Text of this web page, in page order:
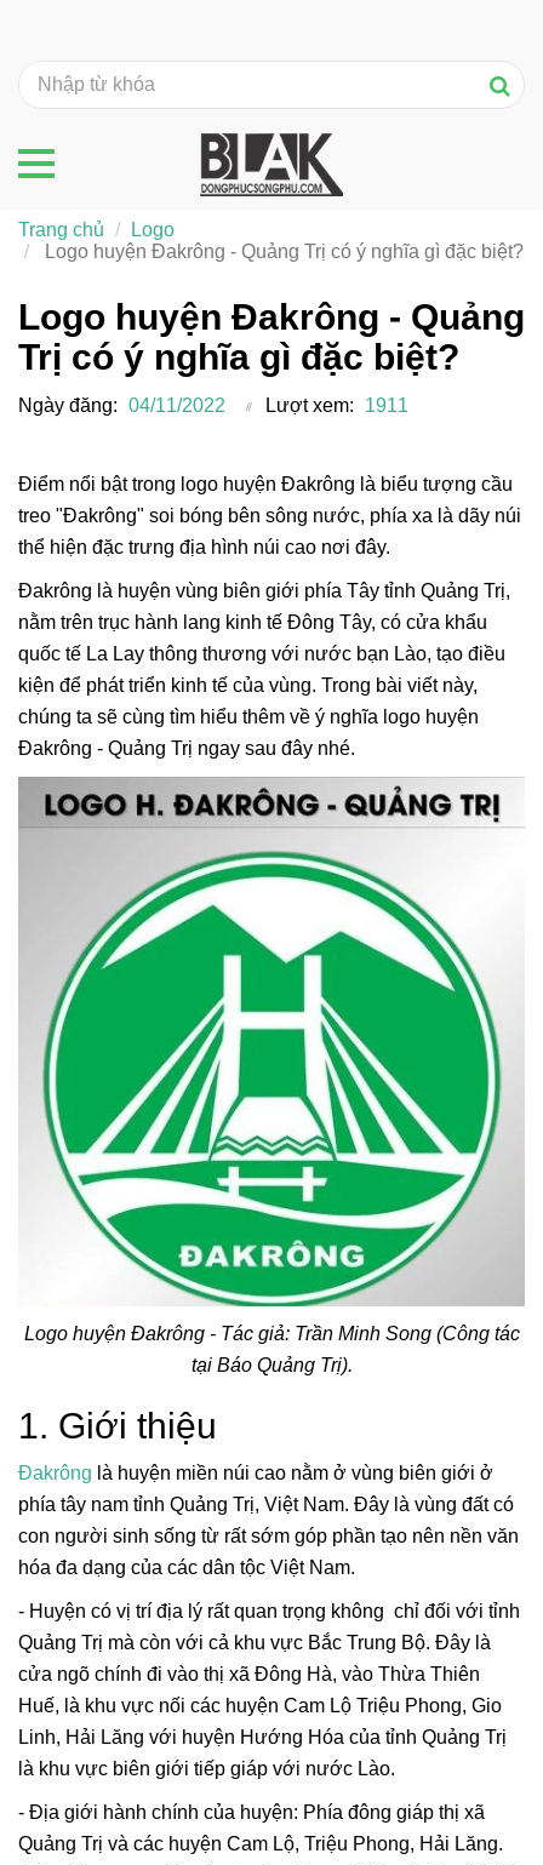
Logo huyện Đakrông - Quảng
Trị có ý nghĩa gì đặc biệt?
Ngày đăng: 04/11/2022 Lượt xem: 1911
Điểm nổi bật trong logo huyện Đakrông là biểu tượng cầu
treo "Đakrông" soi bóng bên sông nước, phía xa là dãy núi
thể hiện đặc trưng địa hình núi cao nơi đây.
Đakrông là huyện vùng biên giới phía Tây tỉnh Quảng Trị,
nằm trên trục hành lang kinh tế Đông Tây, có cửa khẩu
quốc tế La Lay thông thương với nước bạn Lào, tạo điều
kiện để phát triển kinh tế của vùng. Trong bài viết này,
chúng ta sẽ cùng tìm hiểu thêm về ý nghĩa logo huyện
Đakrông - Quảng Trị ngay sau đây nhé.
Logo huyện Đakrông - Tác giả: Trần Minh Song (Công tác
tại Báo Quảng Trị).
1. Giới thiệu
Đakrông là huyện miền núi cao nằm ở vùng biên giới ở
phía tây nam tỉnh Quảng Trị, Việt Nam. Đây là vùng đất có
con người sinh sống từ rất sớm góp phần tạo nên nền văn
hóa đa dạng của các dân tộc Việt Nam.
- Huyện có vị trí địa lý rất quan trọng không chỉ đối với tỉnh
Quảng Trị mà còn với cả khu vực Bắc Trung Bộ. Đây là
cửa ngõ chính đi vào thị xã Đông Hà, vào Thừa Thiên
Huế, là khu vực nối các huyện Cam Lộ Triệu Phong, Gio
Linh, Hải Lăng với huyện Hướng Hóa của tỉnh Quảng Trị
là khu vực biên giới tiếp giáp với nước Lào.
- Địa giới hành chính của huyện: Phía đông giáp thị xã
Quảng Trị và các huyện Cam Lộ, Triệu Phong, Hải Lăng.
Trang chủ
Logo
Logo huyện Đakrông - Quảng Trị có ý nghĩa gì đặc biệt?